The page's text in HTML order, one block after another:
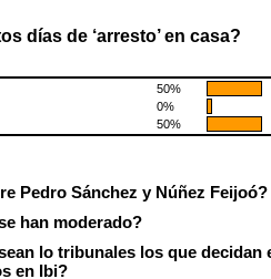
días de ‘arresto’ en casa?
50%
0%
50%
Pedro Sánchez y Núñez Feijoó?
han moderado?
lo tribunales los que decidan
en Ibi?